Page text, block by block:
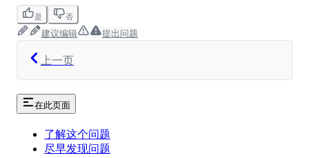
是 否
建议编辑 提出问题
上一页
在此页面
了解这个问题
尽早发现问题